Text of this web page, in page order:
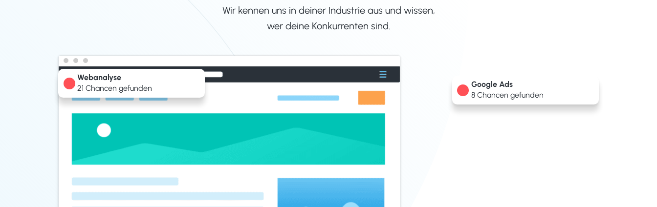
Wir kennen uns in deiner Industrie aus und wissen,
wer deine Konkurrenten sind.
Webanalyse
21 Chancen gefunden
Google Ads
8 Chancen gefunden